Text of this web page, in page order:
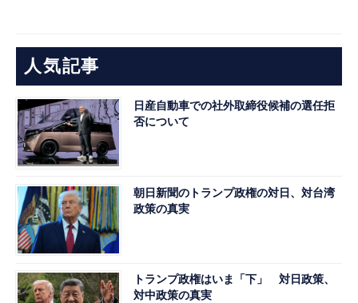
人気記事
日産自動車での社外取締役候補の選任拒
否について
朝日新聞のトランプ政権の対日、対台湾
政策の真実
トランプ政権はいま「下」 対日政策、
対中政策の真実